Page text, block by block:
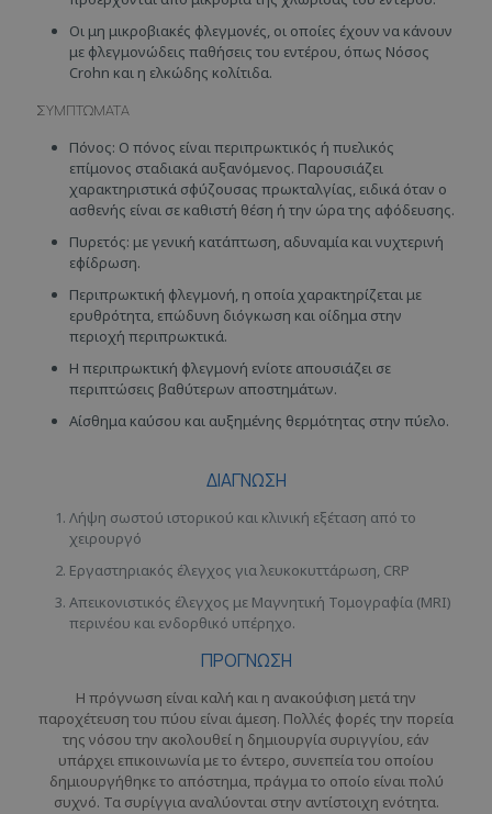
Oι μη μικροβιακές φλεγμονές, οι οποίες έχουν να κάνουν
με φλεγμονώδεις παθήσεις του εντέρου, όπως Νόσος
Crohn και η ελκώδης κολίτιδα.
ΣΥΜΠΤΩΜΑΤΑ
Πόνος: Ο πόνος είναι περιπρωκτικός ή πυελικός
επίμονος σταδιακά αυξανόμενος. Παρουσιάζει
χαρακτηριστικά σφύζουσας πρωκταλγίας, ειδικά όταν ο
ασθενής είναι σε καθιστή θέση ή την ώρα της αφόδευσης.
Πυρετός: με γενική κατάπτωση, αδυναμία και νυχτερινή
εφίδρωση.
Περιπρωκτική φλεγμονή, η οποία χαρακτηρίζεται με
ερυθρότητα, επώδυνη διόγκωση και οίδημα στην
περιοχή περιπρωκτικά.
Η περιπρωκτική φλεγμονή ενίοτε απουσιάζει σε
περιπτώσεις βαθύτερων αποστημάτων.
Αίσθημα καύσου και αυξημένης θερμότητας στην πύελο.
ΔΙΑΓΝΩΣΗ
Λήψη σωστού ιστορικού και κλινική εξέταση από το
χειρουργό
Εργαστηριακός έλεγχος για λευκοκυττάρωση, CRP
Απεικονιστικός έλεγχος με Μαγνητική Τομογραφία (MRI)
περινέου και ενδορθικό υπέρηχο.
ΠΡΟΓΝΩΣΗ
Η πρόγνωση είναι καλή και η ανακούφιση μετά την
παροχέτευση του πύου είναι άμεση. Πολλές φορές την πορεία
της νόσου την ακολουθεί η δημιουργία συριγγίου, εάν
υπάρχει επικοινωνία με το έντερο, συνεπεία του οποίου
δημιουργήθηκε το απόστημα, πράγμα το οποίο είναι πολύ
συχνό. Τα συρίγγια αναλύονται στην αντίστοιχη ενότητα.